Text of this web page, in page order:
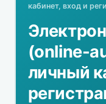
кабинет, вход и
(online-
личный